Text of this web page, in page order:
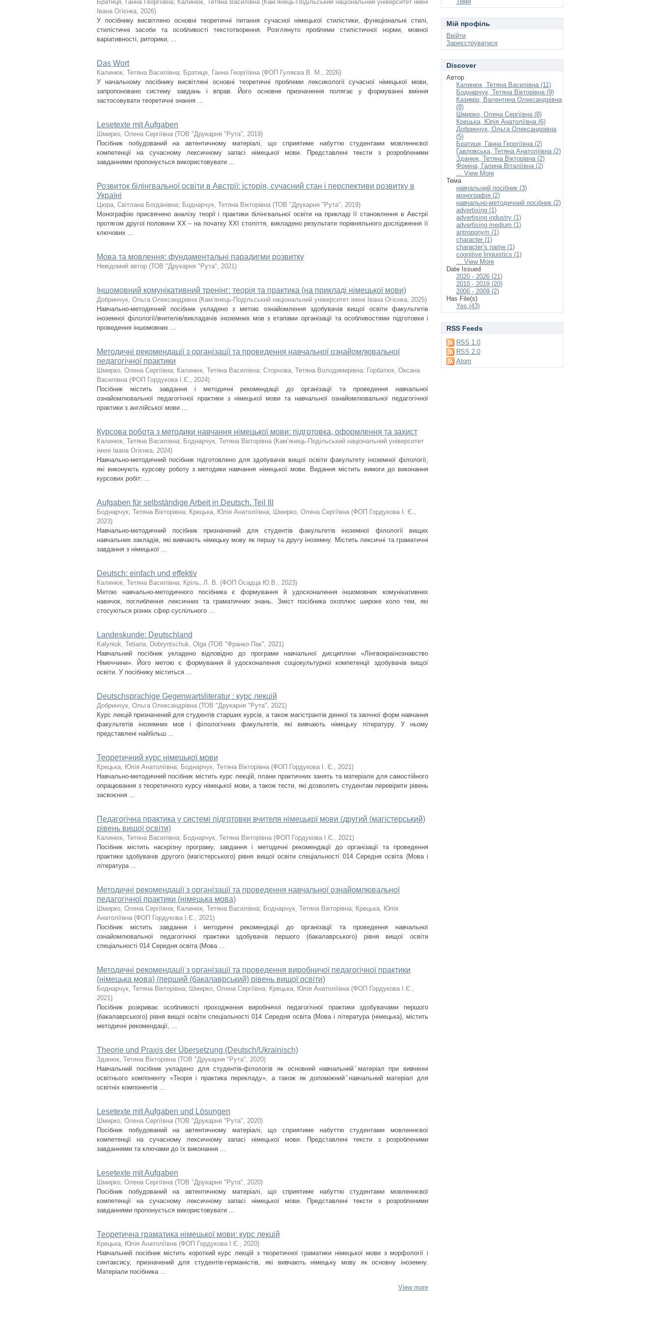
Братиця, Ганна Георгіївна; Калинюк, Тетяна Василівна (Кам’янець-Подільський національний університет імені
Івана Огієнка, 2026)
У посібнику висвітлено основні теоретичні питання сучасної німецької стилістики, функціональні стилі,
стилістичні засоби та особливості текстотворення. Розглянуто проблеми стилістичної норми, мовної
варіативності, риторики, ...
Das Wort
Калинюк, Тетяна Василівна; Братиця, Ганна Георгіївна (ФОП Гуляєва В. М., 2026)
У начальному посібнику висвітлені основні теоретичні проблеми лексикології сучасної німецької мови,
запропоновано систему завдань і вправ. Його основне призначення полягає у формуванні вміння
застосовувати теоретичні знання ...
Lesetexte mit Aufgaben
Шмирко, Олена Сергіївна (ТОВ "Друкарня "Рута", 2019)
Посібник побудований на автентичному матеріалі, що сприятиме набуттю студентами мовленнєвої
компетенції на сучасному лексичному запасі німецької мови. Представлені тексти з розробленими
завданнями пропонується використовувати ...
Розвиток білінгвальної освіти в Австрії: історія, сучасний стан і перспективи розвитку в
Україні
Цюра, Світлана Богданівна; Боднарчук, Тетяна Вікторівна (ТОВ "Друкарня "Рута", 2019)
Монографію присвячено аналізу теорії і практики білінгвальної освіти на прикладі її становлення в Австрії
протягом другої половини ХХ – на початку ХХІ століття, викладено результати порівняльного дослідження її
ключових ...
Мова та мовлення: фундаментальні парадигми розвитку
Невідомий автор (ТОВ "Друкарня "Рута", 2021)
Іншомовний комунікативний тренінг: теорія та практика (на прикладі німецької мови)
Добринчук, Ольга Олександрівна (Кам’янець-Подільський національний університет імені Івана Огієнка, 2025)
Навчально-методичний посібник укладено з метою ознайомлення здобувачів вищої освіти факультетів
іноземної філології/вчителів/викладачів іноземних мов з етапами організації та особливостями підготовки і
проведення іншомовних ...
Методичні рекомендації з організації та проведення навчальної ознайомлювальної
педагогічної практики
Шмирко, Олена Сергіївна; Калинюк, Тетяна Василівна; Сторчова, Тетяна Володимирівна; Горбатюк, Оксана
Василівна (ФОП Гордукова І.Є., 2024)
Посібник містить завдання і методичні рекомендації до організації та проведення навчальної
ознайомлювальної педагогічної практики з німецької мови та навчальної ознайомлювальної педагогічної
практики з англійської мови ...
Курсова робота з методики навчання німецької мови: підготовка, оформлення та захист
Калинюк, Тетяна Василівна; Боднарчук, Тетяна Вікторівна (Кам’янець-Подільський національний університет
імені Івана Огієнка, 2024)
Навчально-методичний посібник підготовлено для здобувачів вищої освіти факультету іноземної філології,
які виконують курсову роботу з методики навчання німецької мови. Видання містить вимоги до виконання
курсових робіт: ...
Aufgaben für selbständige Arbeit in Deutsch. Teil III
Боднарчук, Тетяна Вікторівна; Крецька, Юлія Анатоліївна; Шмирко, Олена Сергіївна (ФОП Гордукова І. Є.,
2023)
Навчально-методичний посібник призначений для студентів факультетів іноземної філології вищих
навчальних закладів, які вивчають німецьку мову як першу та другу іноземну. Містить лексичні та граматичні
завдання з німецької ...
Deutsch: einfach und effektiv
Калинюк, Тетяна Василівна; Кріль, Л. В. (ФОП Осадца Ю.В., 2023)
Метою навчально-методичного посібника є формування й удосконалення іншомовних комунікативних
навичок, поглиблення лексичних та граматичних знань. Зміст посібника охоплює широке коло тем, які
стосуються різних сфер суспільного ...
Landeskunde: Deutschland
Kalyniuk, Tetiana; Dobryntschuk, Olga (ТОВ "Франко Пак", 2021)
Навчальний посібник укладено відповідно до програми навчальної дисципліни «Лінгвокраїнознавство
Німеччини». Його метою є формування й удосконалення соціокультурної компетенції здобувачів вищої
освіти. У посібнику міститься ...
Deutschsprachige Gegenwartsliteratur : курс лекцій
Добринчук, Ольга Олександрівна (ТОВ "Друкарня "Рута", 2021)
Курс лекцій призначений для студентів старших курсів, а також магістрантів денної та заочної форм навчання
факультетів іноземних мов і філологічних факультетів, які вивчають німецьку літературу. У ньому
представлені найбільш ...
Теоретичний курс німецької мови
Крецька, Юлія Анатоліївна; Боднарчук, Тетяна Вікторівна (ФОП Гордукова І. Є., 2021)
Навчально-методичний посібник містить курс лекцій, плани практичних занять та матеріали для самостійного
опрацювання з теоретичного курсу німецької мови, а також тести, які дозволять студентам перевірити рівень
засвоєння ...
Педагогічна практика у системі підготовки вчителя німецької мови (другий (магістерський)
рівень вищої освіти)
Калинюк, Тетяна Василівна; Боднарчук, Тетяна Вікторівна (ФОП Гордукова І.Є., 2021)
Посібник містить наскрізну програму, завдання і методичні рекомендації до організації та проведення
практики здобувачів другого (магістерського) рівня вищої освіти спеціальності 014 Середня освіта (Мова і
література ...
Методичні рекомендації з організації та проведення навчальної ознайомлювальної
педагогічної практики (німецька мова)
Шмирко, Олена Сергіївна; Калинюк, Тетяна Василівна; Боднарчук, Тетяна Вікторівна; Крецька, Юлія
Анатоліївна (ФОП Гордукова І.Є., 2021)
Посібник містить завдання і методичні рекомендації до організації та проведення навчальної
ознайомлювальної педагогічної практики здобувачів першого (бакалаврського) рівня вищої освіти
спеціальності 014 Середня освіта (Мова ...
Методичні рекомендації з організації та проведення виробничої педагогічної практики
(німецька мова) (перший (бакалаврський) рівень вищої освіти)
Боднарчук, Тетяна Вікторівна; Шмирко, Олена Сергіївна; Крецька, Юлія Анатоліївна (ФОП Гордукова І.Є.,
2021)
Посібник розкриває особливості проходження виробничої педагогічної практики здобувачами першого
(бакалаврського) рівня вищої освіти спеціальності 014 Середня освіта (Мова і література (німецька), містить
методичні рекомендації, ...
Theorie und Praxis der Übersetzung (Deutsch/Ukrainisch)
Зданюк, Тетяна Вікторівна (ТОВ "Друкарня "Рута", 2020)
Навчальний посібник укладено для студентів-філологів як основний навчальний ̆матеріал при вивченні
освітнього компоненту «Теорія і практика перекладу», а також як допоміжний ̆навчальний матеріал для
освітніх компонентів ...
Lesetexte mit Aufgaben und Lösungen
Шмирко, Олена Сергіївна (ТОВ "Друкарня "Рута", 2020)
Посібник побудований на автентичному матеріалі, що сприятиме набуттю студентами мовленнєвої
компетенції на сучасному лексичному запасі німецької мови. Представлені тексти з розробленими
завданнями та ключами до їх виконання ...
Lesetexte mit Aufgaben
Шмирко, Олена Сергіївна (ТОВ "Друкарня "Рута", 2020)
Посібник побудований на автентичному матеріалі, що сприятиме набуттю студентами мовленнєвої
компетенції на сучасному лексичному запасі німецької мови. Представлені тексти з розробленими
завданнями пропонується використовувати ...
Теоретична граматика німецької мови: курс лекцій
Крецька, Юлія Анатоліївна (ФОП Гордукова І.Є., 2020)
Навчальний посібник містить короткий курс лекцій з теоретичної граматики німецької мови з морфології і
синтаксису, призначений для студентів-германістів, які вивчають німецьку мову як основну іноземну.
Матеріали посібника ...
View more
Мій профіль
Ввійти
Зареєструватися
Discover
Автор
Калинюк, Тетяна Василівна (11)
Боднарчук, Тетяна Вікторівна (9)
Казимір, Валентина Олександрівна
(8)
Шмирко, Олена Сергіївна (8)
Крецька, Юлія Анатоліївна (6)
Добринчук, Ольга Олександрівна
(5)
Братиця, Ганна Георгіївна (2)
Гавловська, Тетяна Анатоліївна (2)
Зданюк, Тетяна Вікторівна (2)
Фоміна, Галина Віталіївна (2)
... View More
Тема
навчальний посібник (3)
монографія (2)
навчально-методичний посібник (2)
advertising (1)
advertising industry (1)
advertising medium (1)
antroponym (1)
character (1)
character’s name (1)
cognitive linguistics (1)
... View More
Date Issued
2020 - 2026 (21)
2010 - 2019 (20)
2006 - 2009 (2)
Has File(s)
Yes (43)
RSS Feeds
RSS 1.0
RSS 2.0
Atom